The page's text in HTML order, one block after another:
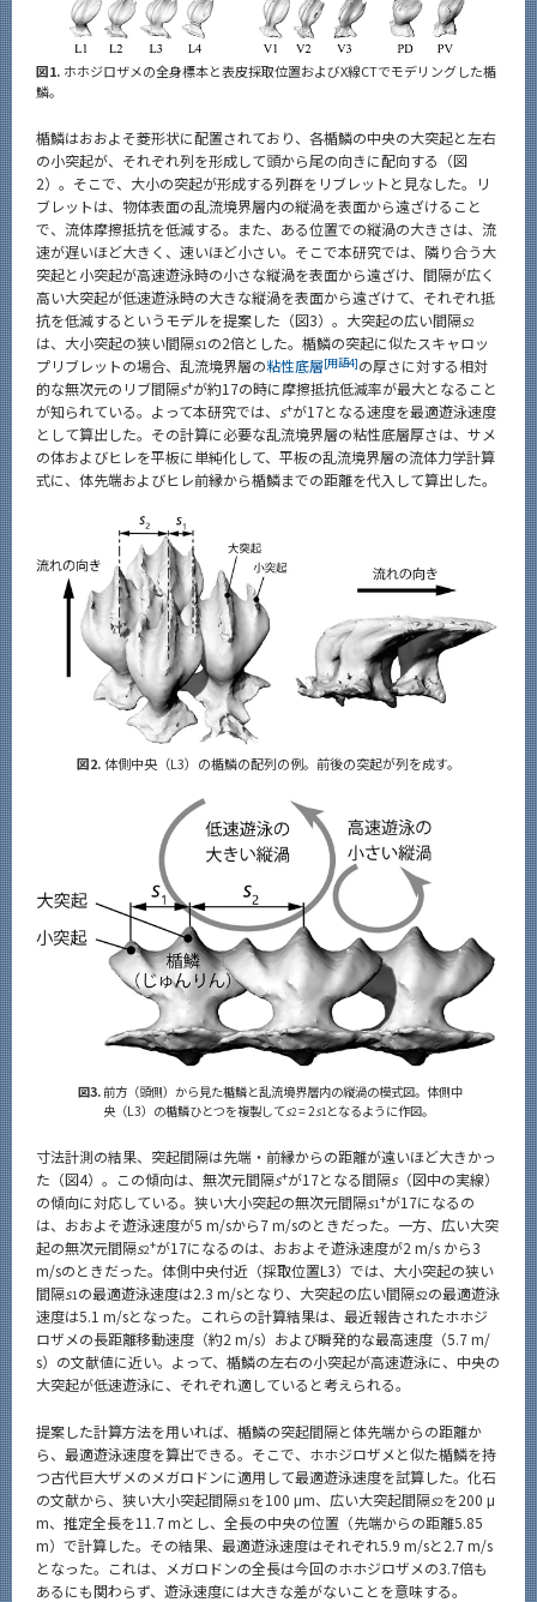
図1. ホホジロザメの全身標本と表皮採取位置およびX線CTでモデリングした楯
鱗。
楯鱗はおおよそ菱形状に配置されており、各楯鱗の中央の大突起と左右
の小突起が、それぞれ列を形成して頭から尾の向きに配向する（図
2）。そこで、大小の突起が形成する列群をリブレットと見なした。リ
ブレットは、物体表面の乱流境界層内の縦渦を表面から遠ざけること
で、流体摩擦抵抗を低減する。また、ある位置での縦渦の大きさは、流
速が遅いほど大きく、速いほど小さい。そこで本研究では、隣り合う大
突起と小突起が高速遊泳時の小さな縦渦を表面から遠ざけ、間隔が広く
高い大突起が低速遊泳時の大きな縦渦を表面から遠ざけて、それぞれ抵
抗を低減するというモデルを提案した（図3）。大突起の広い間隔s2
は、大小突起の狭い間隔s1の2倍とした。楯鱗の突起に似たスキャロッ
プリブレットの場合、乱流境界層の粘性底層[用語4]の厚さに対する相対
的な無次元のリブ間隔s+が約17の時に摩擦抵抗低減率が最大となること
が知られている。よって本研究では、 s+が17となる速度を最適遊泳速度
として算出した。その計算に必要な乱流境界層の粘性底層厚さは、サメ
の体およびヒレを平板に単純化して、平板の乱流境界層の流体力学計算
式に、体先端およびヒレ前縁から楯鱗までの距離を代入して算出した。
図2.体側中央（L3）の楯鱗の配列の例。前後の突起が列を成す。
図3.前方（頭側）から見た楯鱗と乱流境界層内の縦渦の模式図。体側中
央（L3）の楯鱗ひとつを複製してs2= 2s1 となるように作図。
寸法計測の結果、突起間隔は先端・前縁からの距離が遠いほど大きかっ
た（図4）。この傾向は、無次元間隔s+が17となる間隔s（図中の実線）
の傾向に対応している。狭い大小突起の無次元間隔s1+が17になるの
は、おおよそ遊泳速度が5 m/sから7 m/sのときだった。一方、広い大突
起の無次元間隔s2+が17になるのは、おおよそ遊泳速度が2 m/s から3
m/sのときだった。体側中央付近（採取位置L3）では、大小突起の狭い
間隔s1の最適遊泳速度は2.3 m/sとなり、大突起の広い間隔s2の最適遊泳
速度は5.1 m/sとなった。これらの計算結果は、最近報告されたホホジ
ロザメの長距離移動速度（約2 m/s）および瞬発的な最高速度（5.7 m/
s）の文献値に近い。よって、楯鱗の左右の小突起が高速遊泳に、中央の
大突起が低速遊泳に、それぞれ適していると考えられる。
提案した計算方法を用いれば、楯鱗の突起間隔と体先端からの距離か
ら、最適遊泳速度を算出できる。そこで、ホホジロザメと似た楯鱗を持
つ古代巨大ザメのメガロドンに適用して最適遊泳速度を試算した。化石
の文献から、狭い大小突起間隔s1を100 μm、広い大突起間隔s2を200 μ
m、推定全長を11.7 mとし、全長の中央の位置（先端からの距離5.85
m）で計算した。その結果、最適遊泳速度はそれぞれ5.9 m/sと2.7 m/s
となった。これは、メガロドンの全長は今回のホホジロザメの3.7倍も
あるにも関わらず、遊泳速度には大きな差がないことを意味する。